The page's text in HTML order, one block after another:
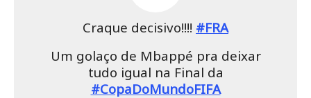
Craque decisivo!!!! #FRA
Um golaço de Mbappé pra deixar
tudo igual na Final da
#CopaDoMundoFIFA